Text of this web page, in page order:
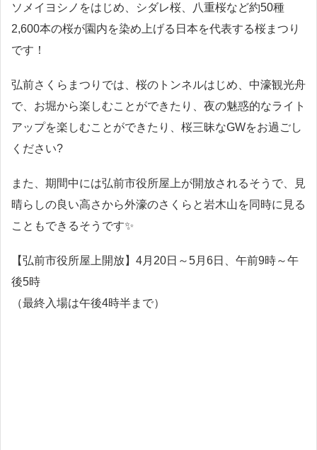
ソメイヨシノをはじめ、シダレ桜、八重桜など約50種
2,600本の桜が園内を染め上げる日本を代表する桜まつり
です！
弘前さくらまつりでは、桜のトンネルはじめ、中濠観光舟
で、お堀から楽しむことができたり、夜の魅惑的なライト
アップを楽しむことができたり、桜三昧なGWをお過ごし
ください?
また、期間中には弘前市役所屋上が開放されるそうで、見
晴らしの良い高さから外濠のさくらと岩木山を同時に見る
こともできるそうです✨
【弘前市役所屋上開放】4月20日～5月6日、午前9時～午
後5時
（最終入場は午後4時半まで）